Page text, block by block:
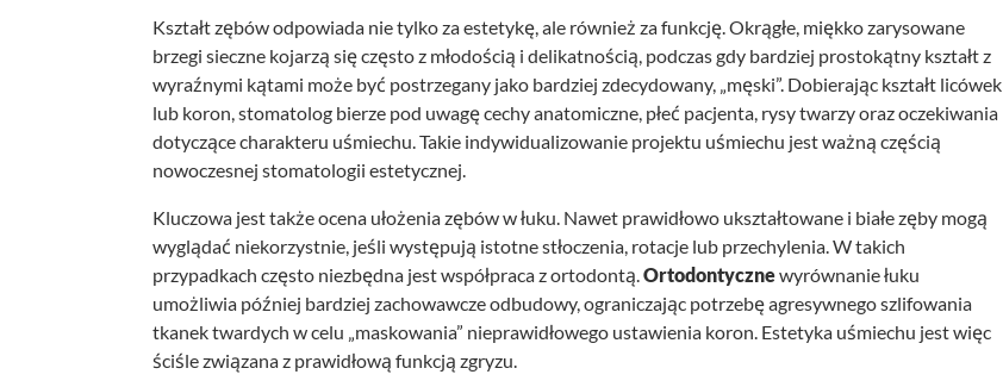
Kształt zębów odpowiada nie tylko za estetykę, ale również za funkcję. Okrągłe, miękko zarysowane
brzegi sieczne kojarzą się często z młodością i delikatnością, podczas gdy bardziej prostokątny kształt z
wyraźnymi kątami może być postrzegany jako bardziej zdecydowany, „męski”. Dobierając kształt licówek
lub koron, stomatolog bierze pod uwagę cechy anatomiczne, płeć pacjenta, rysy twarzy oraz oczekiwania
dotyczące charakteru uśmiechu. Takie indywidualizowanie projektu uśmiechu jest ważną częścią
nowoczesnej stomatologii estetycznej.
Kluczowa jest także ocena ułożenia zębów w łuku. Nawet prawidłowo ukształtowane i białe zęby mogą
wyglądać niekorzystnie, jeśli występują istotne stłoczenia, rotacje lub przechylenia. W takich
przypadkach często niezbędna jest współpraca z ortodontą.Ortodontycznewyrównanie łuku
umożliwia później bardziej zachowawcze odbudowy, ograniczając potrzebę agresywnego szlifowania
tkanek twardych w celu „maskowania” nieprawidłowego ustawienia koron. Estetyka uśmiechu jest więc
ściśle związana z prawidłową funkcją zgryzu.